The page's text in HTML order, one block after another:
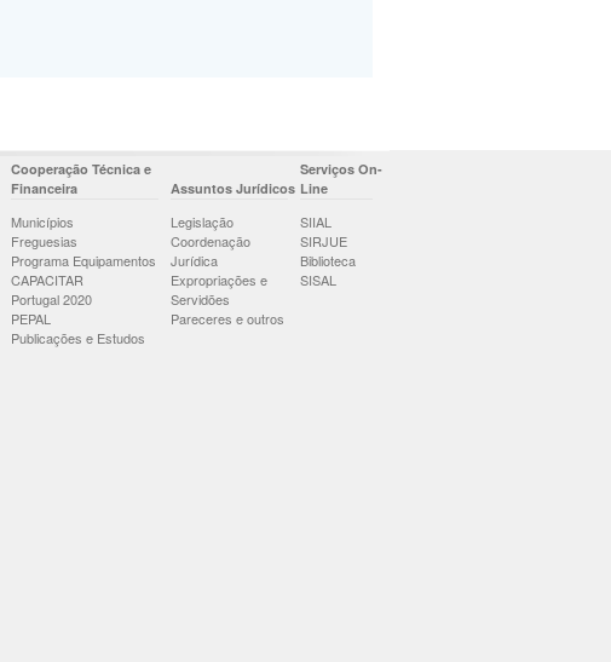
Cooperação Técnica e
Financeira
Municípios
Freguesias
Programa Equipamentos
CAPACITAR
Portugal 2020
PEPAL
Publicações e Estudos
Assuntos Jurídicos
Legislação
Coordenação
Jurídica
Expropriações e
Servidões
Pareceres e outros
Serviços On-
Line
SIIAL
SIRJUE
Biblioteca
SISAL